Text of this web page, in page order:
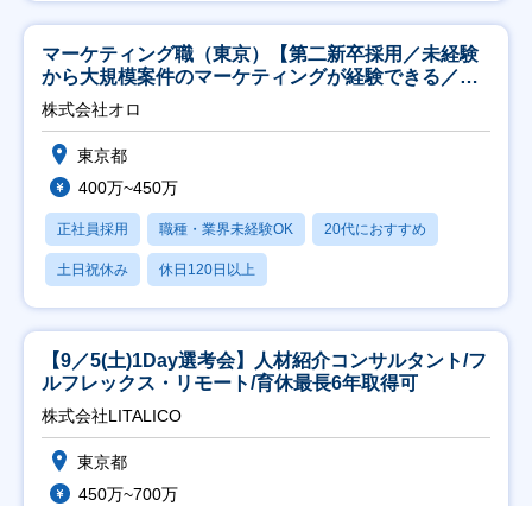
マーケティング職（東京）【第二新卒採用／未経験
から大規模案件のマーケティングが経験できる／研
修充実】
株式会社オロ
東京都
400万~450万
正社員採用 職種・業界未経験OK 20代におすすめ
土日祝休み 休日120日以上
【9／5(土)1Day選考会】人材紹介コンサルタント/フ
ルフレックス・リモート/育休最長6年取得可
株式会社LITALICO
東京都
450万~700万